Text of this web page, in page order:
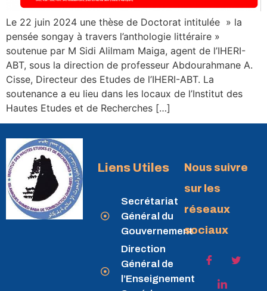
Le 22 juin 2024 une thèse de Doctorat intitulée » la
pensée songay à travers l’anthologie littéraire »
soutenue par M Sidi Alilmam Maiga, agent de l’IHERI-
ABT, sous la direction de professeur Abdourahmane A.
Cisse, Directeur des Etudes de l’IHERI-ABT. La
soutenance a eu lieu dans les locaux de l’Institut des
Hautes Etudes et de Recherches […]
Liens Utiles
Secrétariat
Général du
Gouvernement
Direction
Général de
l’Enseignement
Nous suivre
sur les
réseaux
sociaux